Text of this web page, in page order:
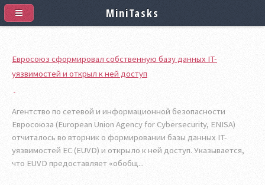
Евросоюз сформировал собственную базу данных IT-
уязвимостей и открыл к ней доступ
Агентство по сетевой и информационной безопасности
Евросоюза (European Union Agency for Cybersecurity, ENISA)
отчиталось во вторник о формировании базы данных IT-
уязвимостей ЕС (EUVD) и открыло к ней доступ. Указывается,
что EUVD предоставляет «обобщ...
MiniTasks